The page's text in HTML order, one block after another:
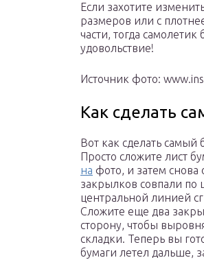
Если захотите
размеров или с
части, тогда
удовольствие!
Источник фото:
Как сделать
Вот как сделать
Просто сложите лист
на фото, и затем снова
закрылков совпали по
центральной линией
Сложите еще два
сторону, чтобы
складки. Теперь вы
бумаги летел дальше,